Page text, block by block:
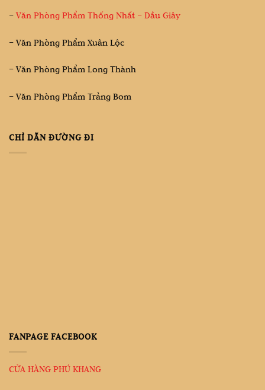
–Văn Phòng Phẩm Thống Nhất – Dầu Giây
– Văn Phòng Phẩm Xuân Lộc
– Văn Phòng Phẩm Long Thành
– Văn Phòng Phẩm Trảng Bom
CHỈ DẪN ĐƯỜNG ĐI
FANPAGE FACEBOOK
CỬA HÀNG PHÚ KHANG